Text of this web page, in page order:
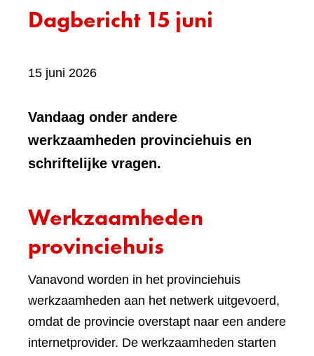
Dagbericht 15 juni
15 juni 2026
Vandaag onder andere
werkzaamheden provinciehuis en
schriftelijke vragen.
Werkzaamheden
provinciehuis
Vanavond worden in het provinciehuis
werkzaamheden aan het netwerk uitgevoerd,
omdat de provincie overstapt naar een andere
internetprovider. De werkzaamheden starten